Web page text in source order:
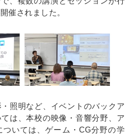
催されました。
照明など、イベントのバックア
は、本校の映像・音響分野、ア
いては、ゲーム・CG分野の学